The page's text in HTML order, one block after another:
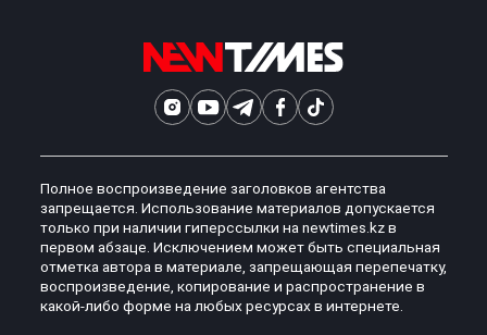
Полное воспроизведение заголовков агентства
запрещается. Использование материалов допускается
только при наличии гиперссылки на newtimes.kz в
первом абзаце. Исключением может быть специальная
отметка автора в материале, запрещающая перепечатку,
воспроизведение, копирование и распространение в
какой-либо форме на любых ресурсах в интернете.